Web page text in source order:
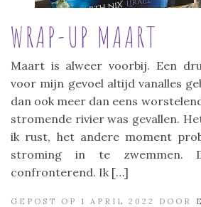
WRAP-UP MAART
Maart is alweer voorbij. Een
voor mijn gevoel altijd vanalles
dan ook meer dan eens
stromende rivier was gevallen.
ik rust, het andere moment
stroming in te
confronterend. Ik […]
GEPOST OP 1 APRIL 2022 DOOR